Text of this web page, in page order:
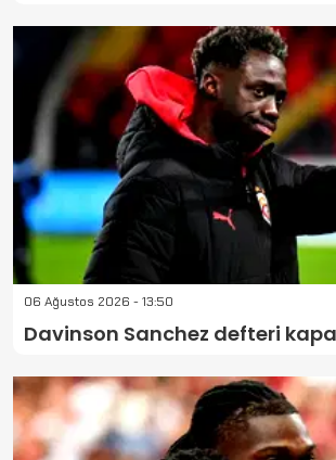
06 Ağustos 2026 - 13:50
Davinson Sanchez defteri